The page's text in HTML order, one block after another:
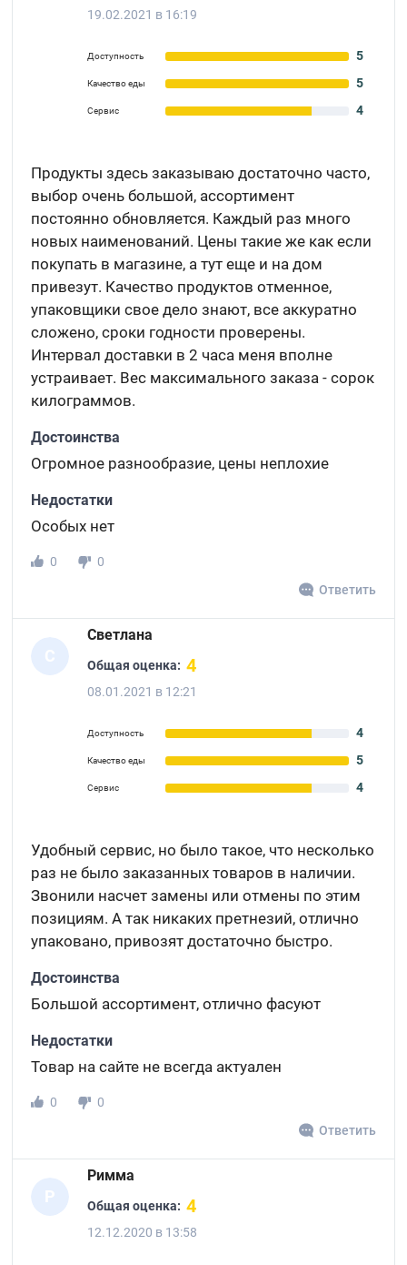
19.02.2021 в 16:19
Доступность 5
Качество еды 5
Сервис 4
Продукты здесь заказываю достаточно часто,
выбор очень большой, ассортимент
постоянно обновляется. Каждый раз много
новых наименований. Цены такие же как если
покупать в магазине, а тут еще и на дом
привезут. Качество продуктов отменное,
упаковщики свое дело знают, все аккуратно
сложено, сроки годности проверены.
Интервал доставки в 2 часа меня вполне
устраивает. Вес максимального заказа - сорок
килограммов.
Достоинства
Огромное разнообразие, цены неплохие
Недостатки
Особых нет
0
0
Ответить
С
Светлана
Общая оценка: 4
08.01.2021 в 12:21
Доступность 4
Качество еды 5
Сервис 4
Удобный сервис, но было такое, что несколько
раз не было заказанных товаров в наличии.
Звонили насчет замены или отмены по этим
позициям. А так никаких претнезий, отлично
упаковано, привозят достаточно быстро.
Достоинства
Большой ассортимент, отлично фасуют
Недостатки
Товар на сайте не всегда актуален
0
0
Ответить
Р
Римма
Общая оценка: 4
12.12.2020 в 13:58